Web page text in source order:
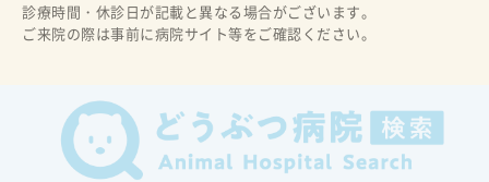
診療時間・休診日が記載と異なる場合がございます。
ご来院の際は事前に病院サイト等をご確認ください。